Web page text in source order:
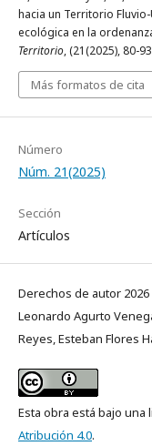
hacia un Territorio
ecológica en la
Territorio, (21(2025), 80-
Más formatos de cita
Número
Núm. 21(2025)
Sección
Artículos
Derechos de autor 2026
Leonardo Agurto
Reyes, Esteban Flores
Esta obra está bajo una
Atribución 4.0.